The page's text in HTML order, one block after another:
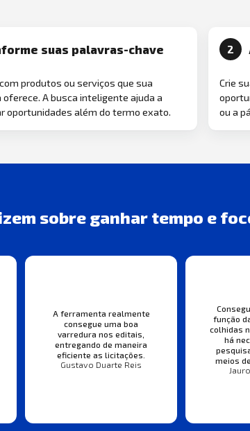
suas palavras-chave
produtos ou serviços que sua
oferece. A busca inteligente ajuda a
oportunidades além do termo exato.
2
Crie
ou a
sobre ganhar tempo e
A ferramenta realmente
consegue uma boa
varredura nos editais,
entregando de maneira
eficiente as licitações.
Gustavo Duarte Reis
função
colhidas
há
meios